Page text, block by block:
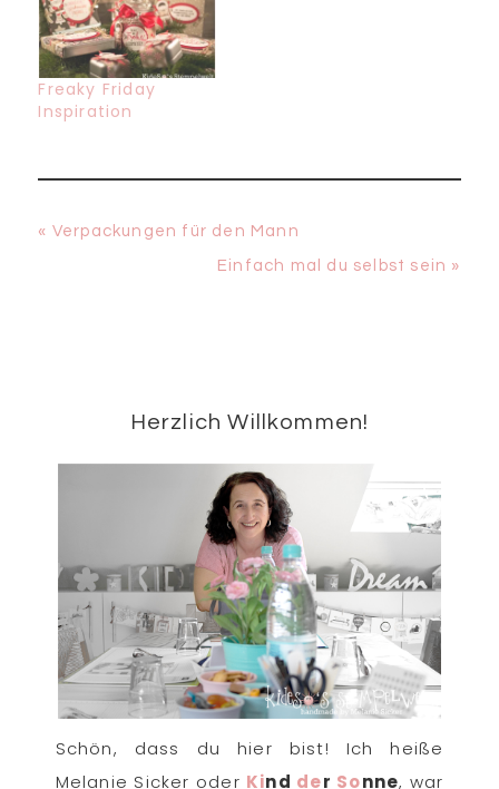
Freaky Friday
Inspiration
Vorheriger
« Verpackungen für den Mann
Nächster
Einfach mal du selbst sein »
Herzlich Willkommen!
Schön, dass du hier bist! Ich heiße
Melanie Sicker oder Kind der Sonne, war